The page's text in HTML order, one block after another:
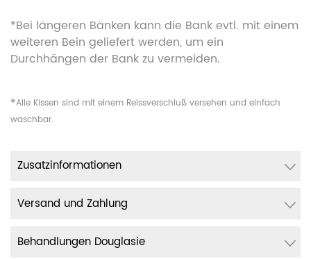
*Bei längeren Bänken kann die Bank evtl. mit einem
weiteren Bein geliefert werden, um ein
Durchhängen der Bank zu vermeiden.
*Alle Kissen sind mit einem Reissverschluß versehen und einfach
waschbar.
Zusatzinformationen
Versand und Zahlung
Behandlungen Douglasie